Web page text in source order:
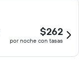
$262
por noche con tasas